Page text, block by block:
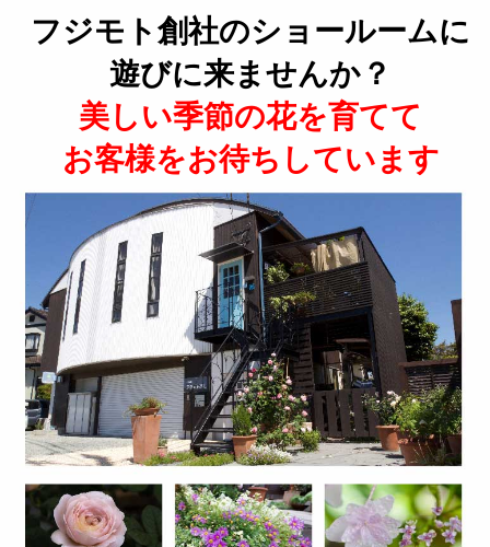
フジモト創社のショールームに
遊びに来ませんか？
美しい季節の花を育てて
お客様をお待ちしています